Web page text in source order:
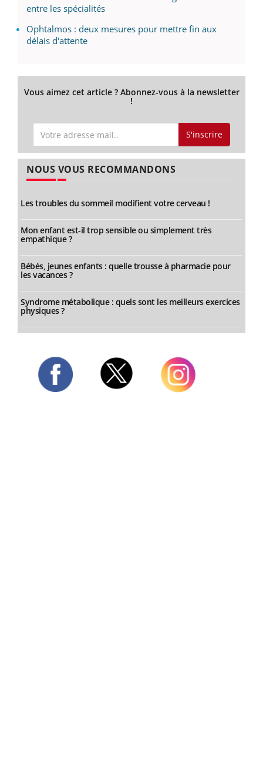
entre les spécialités
Ophtalmos : deux mesures pour mettre fin aux
délais d'attente
Vous aimez cet article ? Abonnez-vous à la newsletter
!
S'inscrire
NOUS VOUS RECOMMANDONS
Les troubles du sommeil modifient votre cerveau !
Mon enfant est-il trop sensible ou simplement très
empathique ?
Bébés, jeunes enfants : quelle trousse à pharmacie pour
les vacances ?
Syndrome métabolique : quels sont les meilleurs exercices
physiques ?